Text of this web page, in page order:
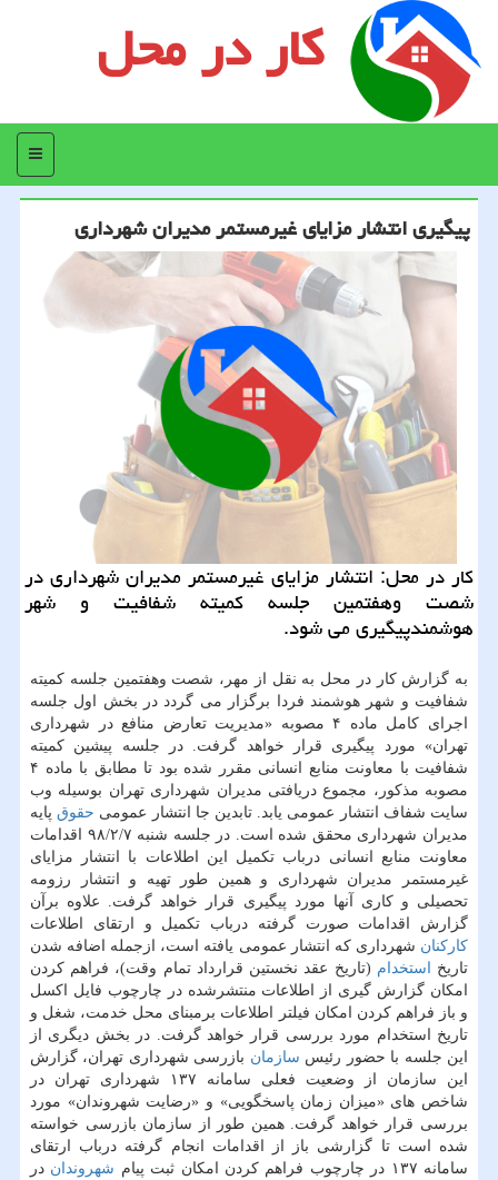
کار در محل
منو
پیگیری انتشار مزایای غیرمستمر مدیران شهرداری
كار در محل: انتشار مزایای غیرمستمر مدیران شهرداری در
شصت وهفتمین جلسه كمیته شفافیت و شهر
هوشمندپیگیری می شود.
به گزارش كار در محل به نقل از مهر، شصت وهفتمین جلسه كمیته
شفافیت و شهر هوشمند فردا برگزار می گردد در بخش اول جلسه
اجرای كامل ماده ۴ مصوبه «مدیریت تعارض منافع در شهرداری
تهران» مورد پیگیری قرار خواهد گرفت. در جلسه پیشین كمیته
شفافیت با معاونت منابع انسانی مقرر شده بود تا مطابق با ماده ۴
مصوبه مذكور، مجموع دریافتی مدیران شهرداری تهران بوسیله وب
سایت شفاف انتشار عمومی یابد. تابدین جا انتشار عمومی حقوق پایه
مدیران شهرداری محقق شده است. در جلسه شنبه ۹۸/۲/۷ اقدامات
معاونت منابع انسانی درباب تكمیل این اطلاعات با انتشار مزایای
غیرمستمر مدیران شهرداری و همین طور تهیه و انتشار رزومه
تحصیلی و كاری آنها مورد پیگیری قرار خواهد گرفت. علاوه برآن
گزارش اقدامات صورت گرفته درباب تكمیل و ارتقای اطلاعات
كاركنان شهرداری كه انتشار عمومی یافته است، ازجمله اضافه شدن
تاریخ استخدام (تاریخ عقد نخستین قرارداد تمام وقت)، فراهم كردن
امكان گزارش گیری از اطلاعات منتشرشده در چارچوب فایل اكسل
و باز فراهم كردن امكان فیلتر اطلاعات برمبنای محل خدمت، شغل و
تاریخ استخدام مورد بررسی قرار خواهد گرفت. در بخش دیگری از
این جلسه با حضور رئیس سازمان بازرسی شهرداری تهران، گزارش
این سازمان از وضعیت فعلی سامانه ۱۳۷ شهرداری تهران در
شاخص های «میزان زمان پاسخگویی» و «رضایت شهروندان» مورد
بررسی قرار خواهد گرفت. همین طور از سازمان بازرسی خواسته
شده است تا گزارشی باز از اقدامات انجام گرفته درباب ارتقای
سامانه ۱۳۷ در چارچوب فراهم كردن امكان ثبت پیام
شهروندان در